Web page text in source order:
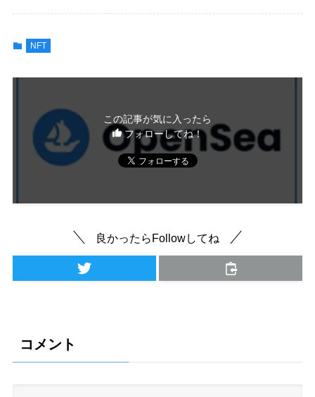
NFT
この記事が気に入ったら
フォローしてね！
良かったらFollowしてね
コメント